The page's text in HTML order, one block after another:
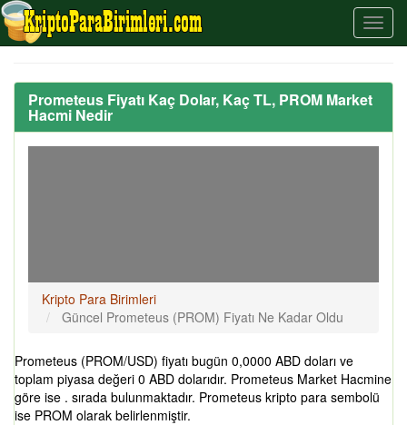
Prometeus Fiyatı Kaç Dolar, Kaç TL, PROM Market
Hacmi Nedir
Kripto Para Birimleri
Güncel Prometeus (PROM) Fiyatı Ne Kadar Oldu
Prometeus (PROM/USD) fiyatı bugün 0,0000 ABD doları ve
toplam piyasa değeri 0 ABD dolarıdır. Prometeus Market Hacmine
göre ise . sırada bulunmaktadır. Prometeus kripto para sembolü
ise PROM olarak belirlenmiştir.